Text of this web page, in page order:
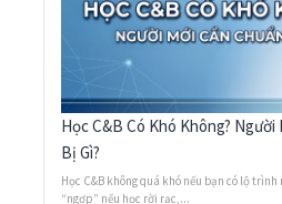
Học C&B Có Khó Không? Người
Bị Gì?
Học C&B không quá khó nếu bạn có lộ trình
“ngợp” nếu học rời rạc,...